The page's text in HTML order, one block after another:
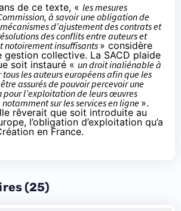
de ce texte, « les mesures
à savoir une obligation de
d’ajustement des contrats et
des conflits entre auteurs et
notoirement insuffisants » considère
collective. La SACD plaide
soit instauré « un droit inaliénable à
les auteurs européens afin que les
assurés de pouvoir percevoir une
l’exploitation de leurs œuvres
sur les services en ligne ».
rêverait que soit introduite au
l’obligation d’exploitation qu’a
en France.
(25)